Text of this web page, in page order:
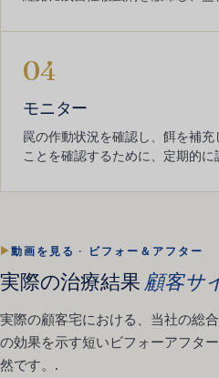
04
モニター
罠の作動状況を確認し、餌を補
ことを確認するために、定期的に
動画を見る · ビフォー＆アフター
実際の治療結果 顧客サ
実際の顧客宅における、当社の総
の効果を示す短いビフォーアフタ
然です。.